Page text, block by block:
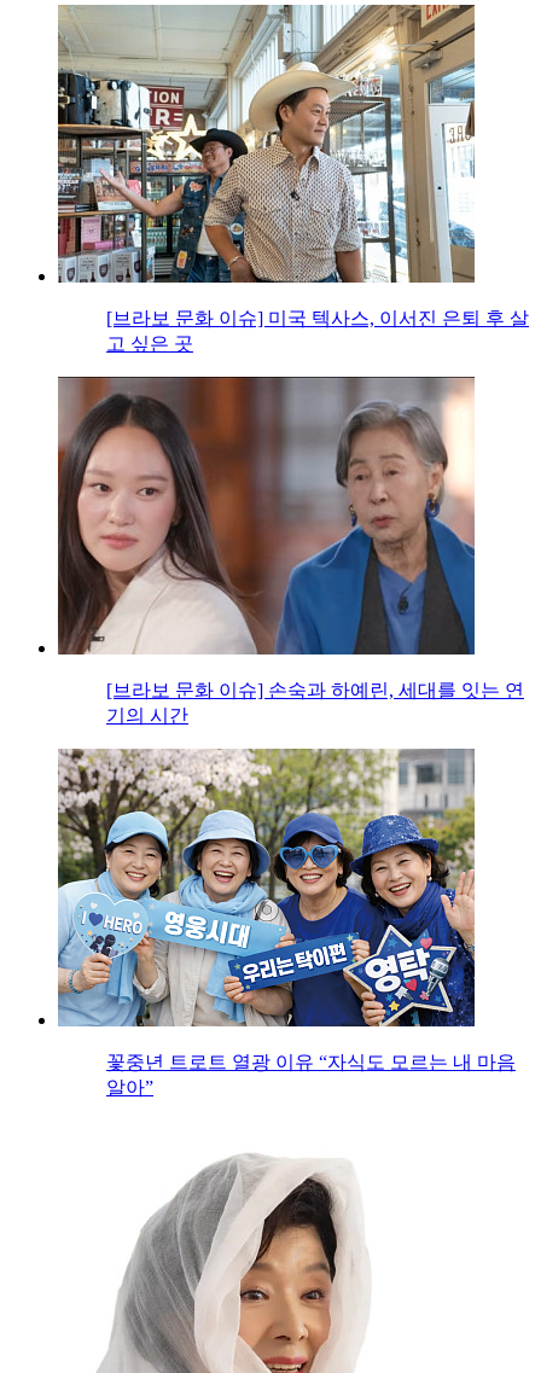
[브라보 문화 이슈] 미국 텍사스, 이서진 은퇴 후 살
고 싶은 곳
[브라보 문화 이슈] 손숙과 하예린, 세대를 잇는 연
기의 시간
꽃중년 트로트 열광 이유 “자식도 모르는 내 마음
알아”